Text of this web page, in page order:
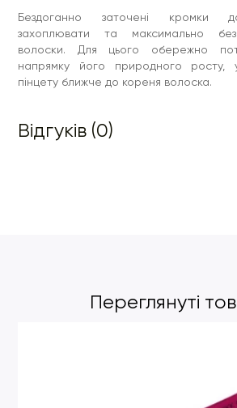
Бездоганно заточені кромки
захоплювати та максимально
волоски. Для цього обережно
напрямку його природного росту,
пінцету ближче до кореня волоска.
Відгуків (0)
Переглянуті